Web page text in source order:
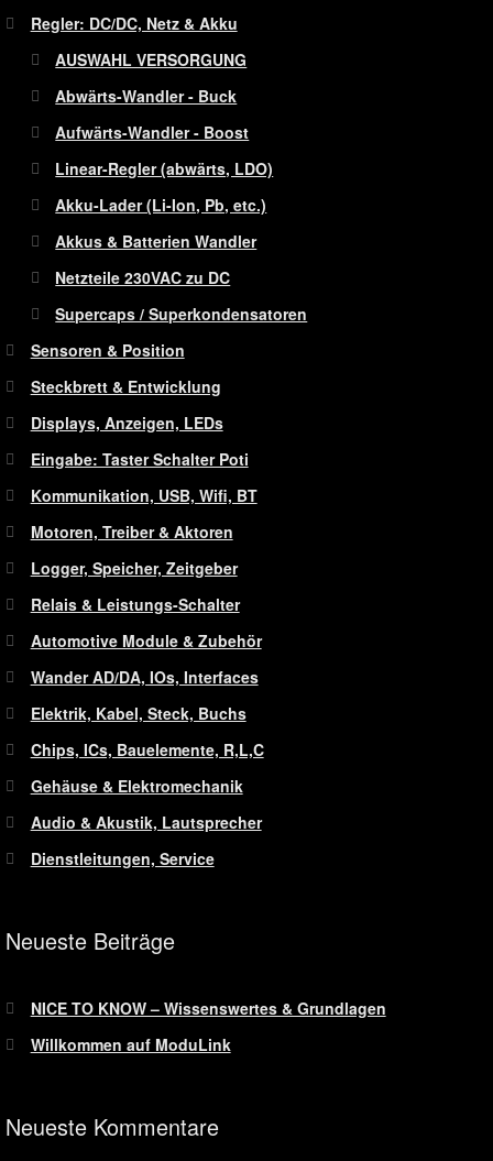
Regler: DC/DC, Netz & Akku
AUSWAHL VERSORGUNG
Abwärts-Wandler - Buck
Aufwärts-Wandler - Boost
Linear-Regler (abwärts, LDO)
Akku-Lader (Li-Ion, Pb, etc.)
Akkus & Batterien Wandler
Netzteile 230VAC zu DC
Supercaps / Superkondensatoren
Sensoren & Position
Steckbrett & Entwicklung
Displays, Anzeigen, LEDs
Eingabe: Taster Schalter Poti
Kommunikation, USB, Wifi, BT
Motoren, Treiber & Aktoren
Logger, Speicher, Zeitgeber
Relais & Leistungs-Schalter
Automotive Module & Zubehör
Wander AD/DA, IOs, Interfaces
Elektrik, Kabel, Steck, Buchs
Chips, ICs, Bauelemente, R,L,C
Gehäuse & Elektromechanik
Audio & Akustik, Lautsprecher
Dienstleitungen, Service
Neueste Beiträge
NICE TO KNOW – Wissenswertes & Grundlagen
Willkommen auf ModuLink
Neueste Kommentare